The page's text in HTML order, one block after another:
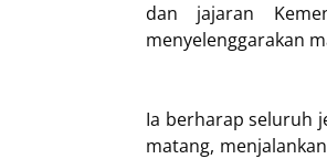
dan jajaran
menyelenggarakan
Ia berharap seluruh
matang,